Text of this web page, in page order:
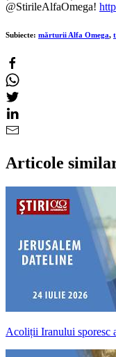
@StirileAlfaOmega!
Subiecte: mărturii Alfa Omega,
Articole
Acoliții Iranului sporesc